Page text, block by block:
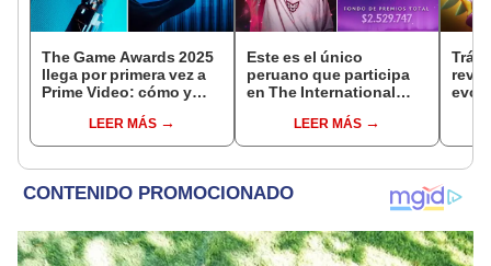
The Game Awards 2025
llega por primera vez a
Prime Video: cómo y
LEER MÁS
Este es el único
peruano que participa
en The International
equipo Heroic
LEER MÁS